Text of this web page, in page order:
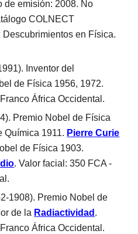
de emisión: 2008. No
COLNECT
en Física.
de Física 1956, 1972.
África Occidental.
Premio Nobel de Física
Química 1911. Pierre Curie
de Física 1903.
. Valor facial: 350 FCA -
1908). Premio Nobel de
de la Radiactividad .
África Occidental.